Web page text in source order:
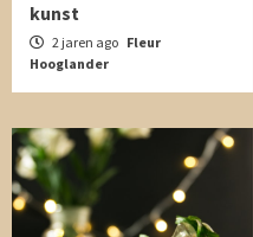
kunst
2 jaren ago Fleur
Hooglander